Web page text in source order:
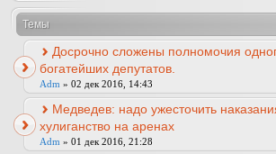
Темы
Досрочно сложены полномочия
богатейших депутатов.
Adm » 02 дек 2016, 14:43
Медведев: надо ужесточить
хулиганство на аренах
Adm » 01 дек 2016, 21:28